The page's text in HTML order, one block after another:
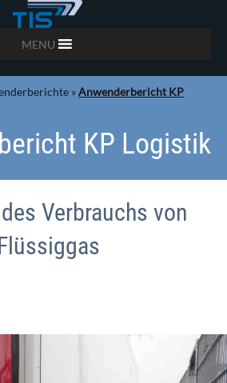
MENU
»Anwenderbericht KP
KP Logistik
Verbrauchs von